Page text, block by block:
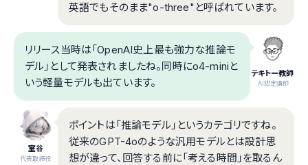
英語でもそのまま"o-three"と呼ばれています。
テキトー教師
.AI認定講師
リリース当時は「OpenAI史上最も強力な推論モ
デル」として発表されましたね。同時にo4-miniと
いう軽量モデルも出ています。
室谷
代表取締役
ポイントは「推論モデル」というカテゴリですね。
従来のGPT-4oのような汎用モデルとは設計思
想が違って、回答する前に「考える時間」を取るん